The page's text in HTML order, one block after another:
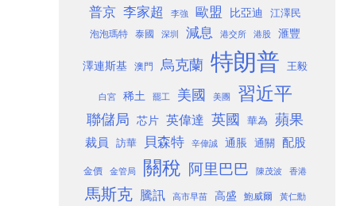
普京 李家超 李強 歐盟 比亞迪 江澤民
泡泡瑪特 泰國 深圳 減息 港交所 港股 滙豐
澤連斯基 澳門 烏克蘭 特朗普 王毅
白宮 稀土 罷工 美國 美團 習近平
聯儲局 芯片 英偉達 英國 華為 蘋果
裁員 訪華 貝森特 辛偉誠 通脹 通關 配股
金價 金管局 關稅 阿里巴巴 陳茂波 香港
馬斯克 騰訊 高市早苗 高盛 鮑威爾 黃仁勳